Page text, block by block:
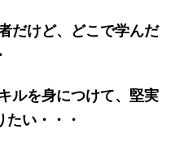
だけど、どこで学んだ
ルを身につけて、堅実
い・・・